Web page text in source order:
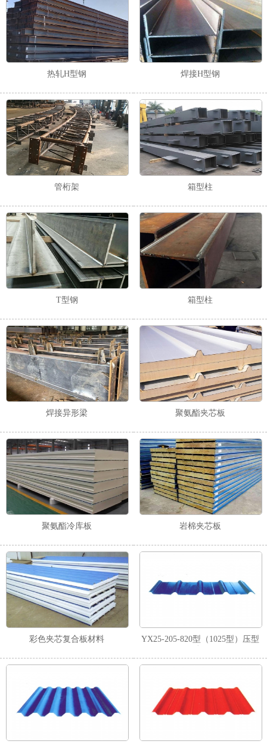
热轧H型钢 焊接H型钢
管桁架 箱型柱
T型钢 箱型柱
焊接异形梁 聚氨酯夹芯板
聚氨酯冷库板 岩棉夹芯板
彩色夹芯复合板材料
YX25-205-820型（1025型）压型